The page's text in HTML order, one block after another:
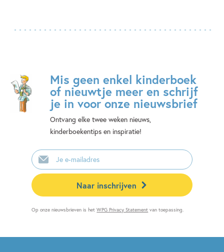
Mis geen enkel kinderboek
of nieuwtje meer en schrijf
je in voor onze nieuwsbrief
Ontvang elke twee weken nieuws,
kinderboekentips en inspiratie!
E-
mailadres
Naar inschrijven
Op onze nieuwsbrieven is hetWPG Privacy Statement van toepassing.